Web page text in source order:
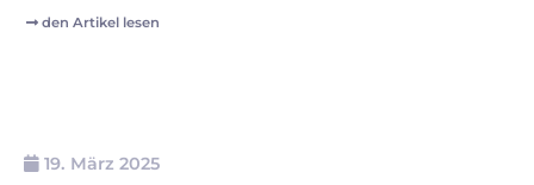
den Artikel lesen
19. März 2025